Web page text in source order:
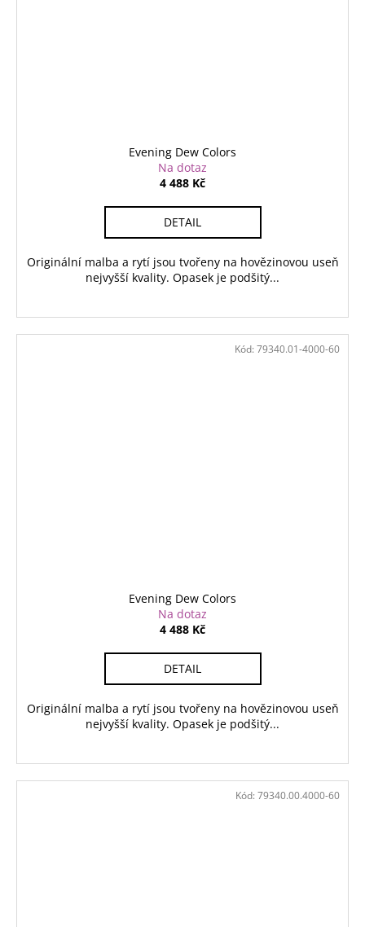
Evening Dew Colors
Na dotaz
4 488 Kč
DETAIL
Originální malba a rytí jsou tvořeny na hovězinovou useň
nejvyšší kvality. Opasek je podšitý...
Evening Dew Colors
Na dotaz
4 488 Kč
DETAIL
Originální malba a rytí jsou tvořeny na hovězinovou useň
nejvyšší kvality. Opasek je podšitý...
Kód: 79340.01-4000-60
Kód: 79340.00.4000-60